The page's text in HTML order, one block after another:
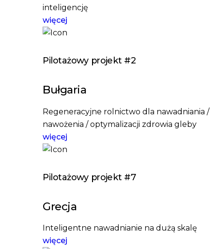
inteligencję
więcej
Pilotażowy projekt #2
Bułgaria
Regeneracyjne rolnictwo dla nawadniania /
nawożenia / optymalizacji zdrowia gleby
więcej
Pilotażowy projekt #7
Grecja
Inteligentne nawadnianie na dużą skalę
więcej